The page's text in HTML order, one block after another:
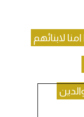
لابنائهم